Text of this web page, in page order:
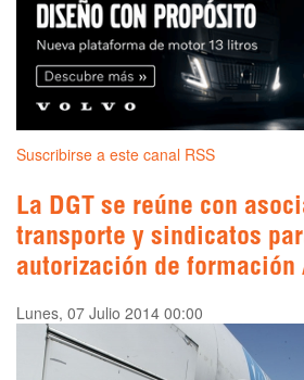
Suscribirse a este canal RSS
La DGT se reúne con
transporte y sindicatos
autorización de formación
Lunes, 07 Julio 2014 00:00